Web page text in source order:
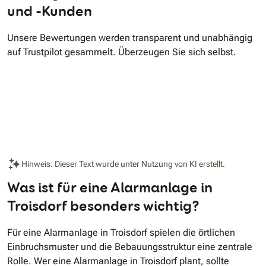
und -Kunden
Unsere Bewertungen werden transparent und unabhängig
auf Trustpilot gesammelt. Überzeugen Sie sich selbst.
Hinweis: Dieser Text wurde unter Nutzung von KI erstellt.
Was ist für eine Alarmanlage in
Troisdorf besonders wichtig?
Für eine Alarmanlage in Troisdorf spielen die örtlichen
Einbruchsmuster und die Bebauungsstruktur eine zentrale
Rolle. Wer eine Alarmanlage in Troisdorf plant, sollte